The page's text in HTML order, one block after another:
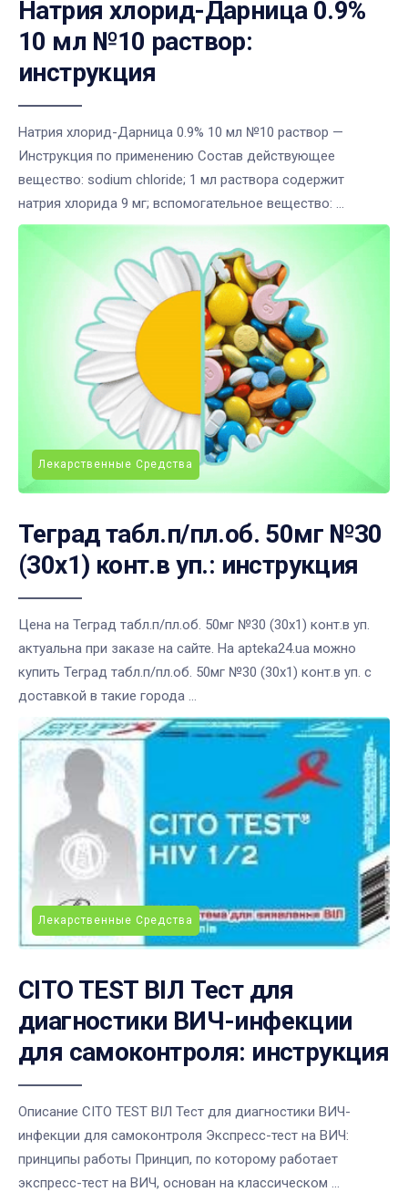
Натрия хлорид-Дарница 0.9%
10 мл №10 раствор:
инструкция
Натрия хлорид-Дарница 0.9% 10 мл №10 раствор —
Инструкция по применению Состав действующее
вещество: sodium chloride; 1 мл раствора содержит
натрия хлорида 9 мг; вспомогательное вещество: ...
Лекарственные Средства
Теград табл.п/пл.об. 50мг №30
(30х1) конт.в уп.: инструкция
Цена на Теград табл.п/пл.об. 50мг №30 (30х1) конт.в уп.
актуальна при заказе на сайте. На apteka24.ua можно
купить Теград табл.п/пл.об. 50мг №30 (30х1) конт.в уп. с
доставкой в такие города ...
Лекарственные Средства
CITO TEST ВІЛ Тест для
диагностики ВИЧ-инфекции
для самоконтроля: инструкция
Описание CITO TEST ВІЛ Тест для диагностики ВИЧ-
инфекции для самоконтроля Экспресс-тест на ВИЧ:
принципы работы Принцип, по которому работает
экспресс-тест на ВИЧ, основан на классическом ...